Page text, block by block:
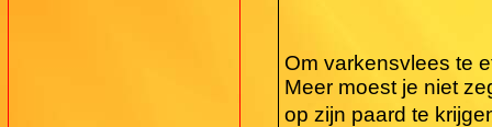
Om varkensvlees te
Meer moest je niet
op zijn paard te